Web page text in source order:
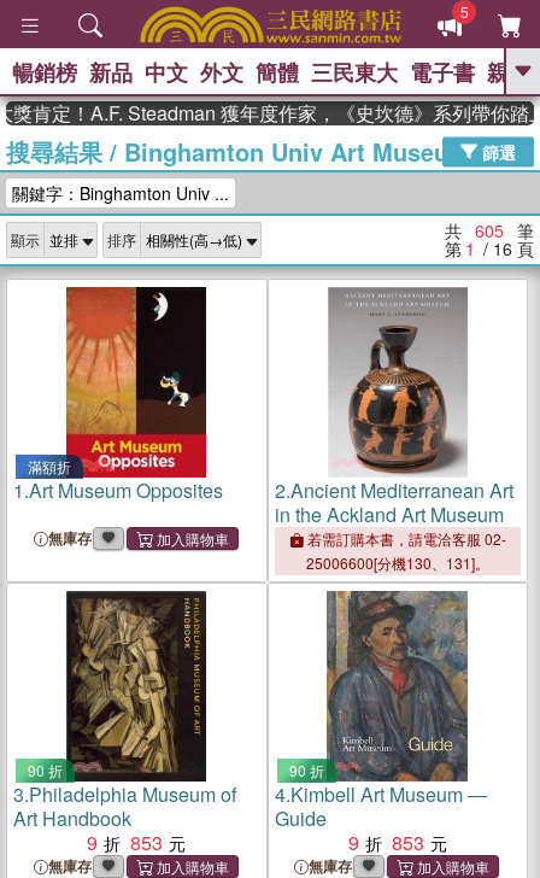
5
GO
熱搜： 東野圭吾 、 The Odyssey 、
父親節 、 如果歷史是一群喵 、 暑期
念華 、 台灣的李登輝時代 、 數學女
孩：黎曼猜想
偉大的迷走神經
暢銷榜 新品 中文 外文 簡體 三民東大 電子書 親子
A.F. Steadman 獲年度作家，《史坎德》系列帶你踏上熱血
搜尋結果/ Binghamton Univ Art Museum 篩選
關鍵字：Binghamton Univ ...
顯示 排序 共 605 筆
第 1 / 16 頁
滿額折
1.Art Museum Opposites
無庫存
2.Ancient Mediterranean Art
in the Ackland Art Museum
若需訂購本書，請電洽客服 02-
25006600[分機130、131]。
90 折
3.Philadelphia Museum of
Art Handbook
9
853
無庫存
90 折
4.Kimbell Art Museum ―
Guide
9
853
無庫存